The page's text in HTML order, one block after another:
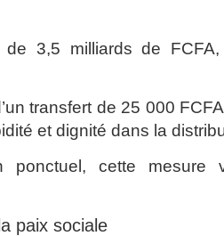
de 3,5 milliards de
transfert de 25 000
et dignité dans la
ponctuel, cette
paix sociale